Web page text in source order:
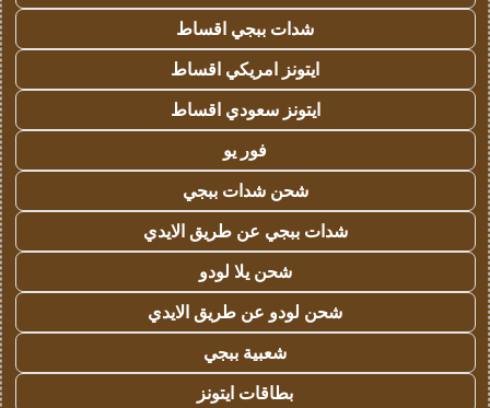
شدات ببجي اقساط
ايتونز امريكي اقساط
ايتونز سعودي اقساط
فور يو
شحن شدات ببجي
شدات ببجي عن طريق الايدي
شحن يلا لودو
شحن لودو عن طريق الايدي
شعبية ببجي
بطاقات ايتونز